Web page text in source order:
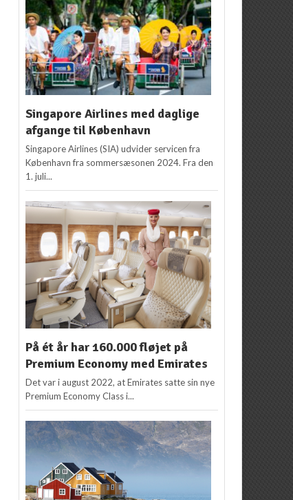
Singapore Airlines med daglige
afgange til København
Singapore Airlines (SIA) udvider servicen fra
København fra sommersæsonen 2024. Fra den
1. juli...
På ét år har 160.000 fløjet på
Premium Economy med Emirates
Det var i august 2022, at Emirates satte sin nye
Premium Economy Class i...